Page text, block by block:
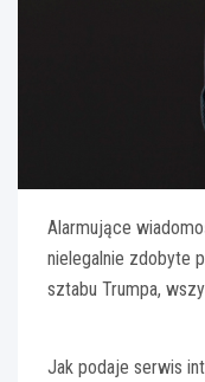
Alarmujące
nielegalnie zdobyte
sztabu Trumpa,
Jak podaje serwis